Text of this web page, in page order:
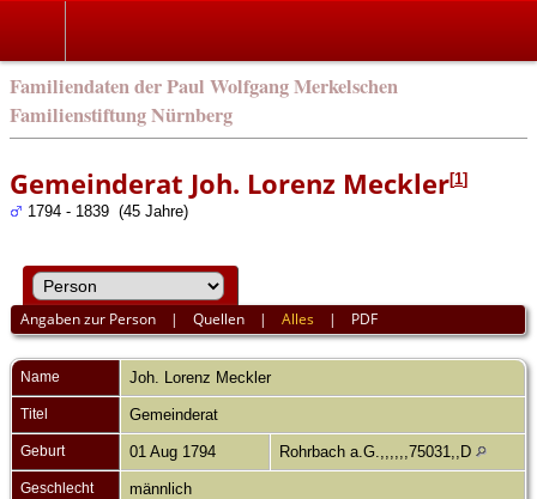
Familiendaten der Paul Wolfgang Merkelschen
Familienstiftung Nürnberg
Gemeinderat Joh. Lorenz Meckler[1]
1794 - 1839 (45 Jahre)
Angaben zur Person |Quellen |Alles | PDF
Name Joh. Lorenz Meckler
Titel Gemeinderat
Geburt 01 Aug 1794 Rohrbach a.G.,,,,,,75031,,D
Geschlecht männlich